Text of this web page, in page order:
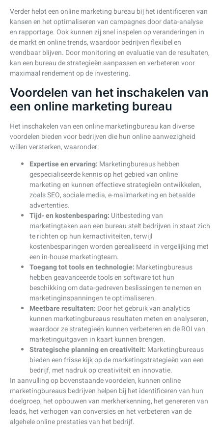
Verder helpt een online marketing bureau bij het identificeren van
kansen en het optimaliseren van campagnes door data-analyse
en rapportage. Ook kunnen zij snel inspelen op veranderingen in
de markt en online trends, waardoor bedrijven flexibel en
wendbaar blijven. Door monitoring en evaluatie van de resultaten,
kan een bureau de strategieën aanpassen en verbeteren voor
maximaal rendement op de investering.
Voordelen van het inschakelen van
een online marketing bureau
Het inschakelen van een online marketingbureau kan diverse
voordelen bieden voor bedrijven die hun online aanwezigheid
willen versterken, waaronder:
Expertise en ervaring: Marketingbureaus hebben
gespecialiseerde kennis op het gebied van online
marketing en kunnen effectieve strategieën ontwikkelen,
zoals SEO, sociale media, e-mailmarketing en betaalde
advertenties.
Tijd- en kostenbesparing: Uitbesteding van
marketingtaken aan een bureau stelt bedrijven in staat zich
te richten op hun kernactiviteiten, terwijl
kostenbesparingen worden gerealiseerd in vergelijking met
een in-house marketingteam.
Toegang tot tools en technologie: Marketingbureaus
hebben geavanceerde tools en software tot hun
beschikking om data-gedreven beslissingen te nemen en
marketinginspanningen te optimaliseren.
Meetbare resultaten: Door het gebruik van analytics
kunnen marketingbureaus resultaten meten en analyseren,
waardoor ze strategieën kunnen verbeteren en de ROI van
marketinguitgaven in kaart kunnen brengen.
Strategische planning en creativiteit: Marketingbureaus
bieden een frisse kijk op de marketingstrategieën van een
bedrijf, met nadruk op creativiteit en innovatie.
In aanvulling op bovenstaande voordelen, kunnen online
marketingbureaus bedrijven helpen bij het identificeren van hun
doelgroep, het opbouwen van merkherkenning, het genereren van
leads, het verhogen van conversies en het verbeteren van de
algehele online prestaties van het bedrijf.